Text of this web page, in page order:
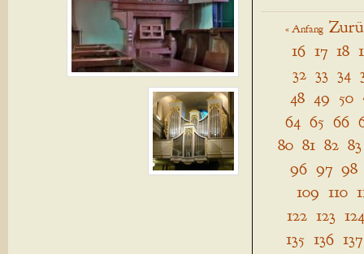
« Anfang
16 17 18
32 33 34
48 49 50
64 65 66
80 81 82 83
96 97 98
109 110
122 123 124
135 136 137